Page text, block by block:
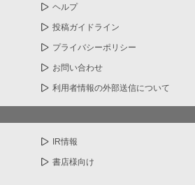
ヘルプ
投稿ガイドライン
プライバシーポリシー
お問い合わせ
利用者情報の外部送信について
IR情報
書店様向け